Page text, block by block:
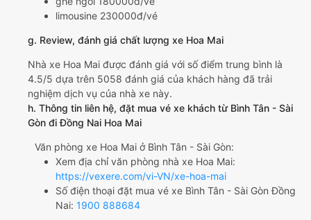
limousine 230000đ/vé
g. Review, đánh giá chất lượng xe Hoa Mai
Nhà xe Hoa Mai được đánh giá với số điểm trung bình là
4.5/5 dựa trên 5058 đánh giá của khách hàng đã trải
nghiệm dịch vụ của nhà xe này.
h. Thông tin liên hệ, đặt mua vé xe khách từ Bình Tân - Sài
Gòn đi Đồng Nai Hoa Mai
Văn phòng xe Hoa Mai ở Bình Tân - Sài Gòn:
Xem địa chỉ văn phòng nhà xe Hoa Mai:
https://vexere.com/vi-VN/xe-hoa-mai
Số điện thoại đặt mua vé xe Bình Tân - Sài Gòn Đồng
Nai: 1900 888684